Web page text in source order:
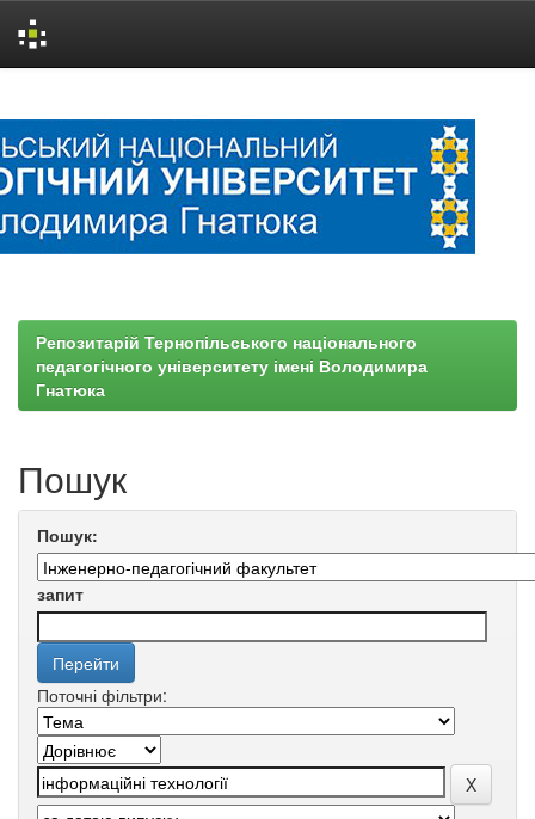
Репозитарій Тернопільського національного
педагогічного університету імені Володимира
Гнатюка
Пошук
Пошук:
запит
Поточні фільтри: